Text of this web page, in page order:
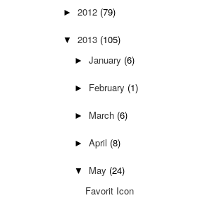
► 2012 (79)
▼ 2013 (105)
► January (6)
► February (1)
► March (6)
► April (8)
▼ May (24)
Favorit Icon